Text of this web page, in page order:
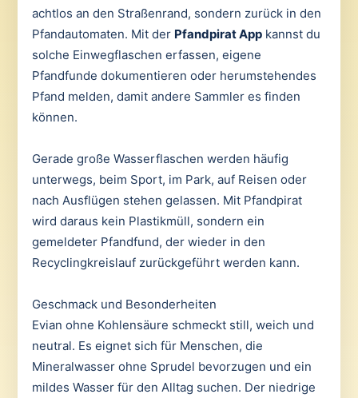
achtlos an den Straßenrand, sondern zurück in den
Pfandautomaten. Mit der Pfandpirat Appkannst du
solche Einwegflaschen erfassen, eigene
Pfandfunde dokumentieren oder herumstehendes
Pfand melden, damit andere Sammler es finden
können.
Gerade große Wasserflaschen werden häufig
unterwegs, beim Sport, im Park, auf Reisen oder
nach Ausflügen stehen gelassen. Mit Pfandpirat
wird daraus kein Plastikmüll, sondern ein
gemeldeter Pfandfund, der wieder in den
Recyclingkreislauf zurückgeführt werden kann.
Geschmack und Besonderheiten
Evian ohne Kohlensäure schmeckt still, weich und
neutral. Es eignet sich für Menschen, die
Mineralwasser ohne Sprudel bevorzugen und ein
mildes Wasser für den Alltag suchen. Der niedrige